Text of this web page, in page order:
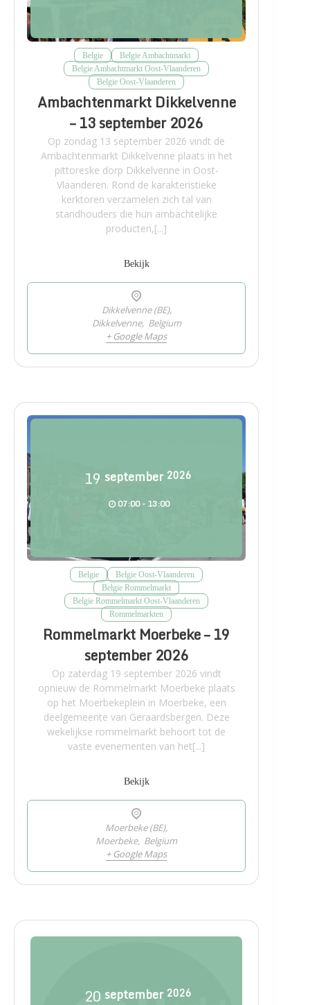
Belgie
Belgie Ambachtmarkt
Belgie Ambachtmarkt Oost-Vlaanderen
Belgie Oost-Vlaanderen
Ambachtenmarkt Dikkelvenne
– 13 september 2026
Op zondag 13 september 2026 vindt de
Ambachtenmarkt Dikkelvenne plaats in het
pittoreske dorp Dikkelvenne in Oost-
Vlaanderen. Rond de karakteristieke
kerktoren verzamelen zich tal van
standhouders die hun ambachtelijke
producten,[...]
Bekijk
Dikkelvenne (BE),
Dikkelvenne, Belgium
+ Google Maps
19 september 2026
07:00 - 13:00
Belgie
Belgie Oost-Vlaanderen
Belgie Rommelmarkt
Belgie Rommelmarkt Oost-Vlaanderen
Rommelmarkten
Rommelmarkt Moerbeke – 19
september 2026
Op zaterdag 19 september 2026 vindt
opnieuw de Rommelmarkt Moerbeke plaats
op het Moerbekeplein in Moerbeke, een
deelgemeente van Geraardsbergen. Deze
wekelijkse rommelmarkt behoort tot de
vaste evenementen van het[...]
Bekijk
Moerbeke (BE),
Moerbeke, Belgium
+ Google Maps
20 september 2026